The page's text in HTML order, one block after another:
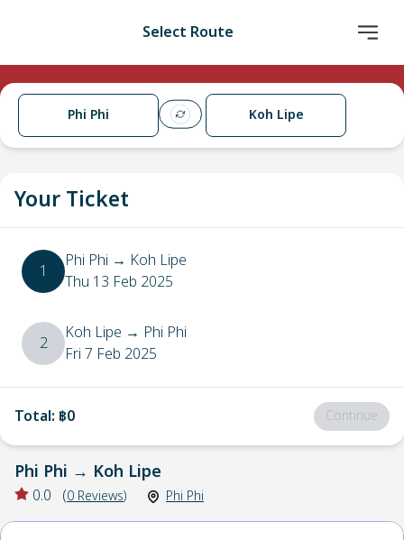
Select Route
Phi Phi Koh Lipe
Your Ticket
1 Phi Phi → Koh Lipe
Thu 13 Feb 2025
2 Koh Lipe → Phi Phi
Fri 7 Feb 2025
Total: ฿0 Continue
Phi Phi → Koh Lipe
0.0 (0 Reviews) Phi Phi